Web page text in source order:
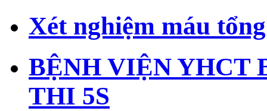
Xét nghiệm máu
BỆNH VIỆN YHCT
THI 5S